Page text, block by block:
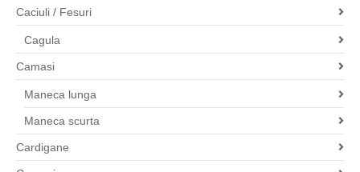
Caciuli / Fesuri
Cagula
Camasi
Maneca lunga
Maneca scurta
Cardigane